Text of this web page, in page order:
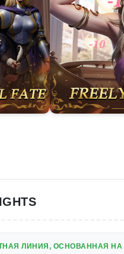
ЛИНИЯ, ОСНОВАННАЯ НА